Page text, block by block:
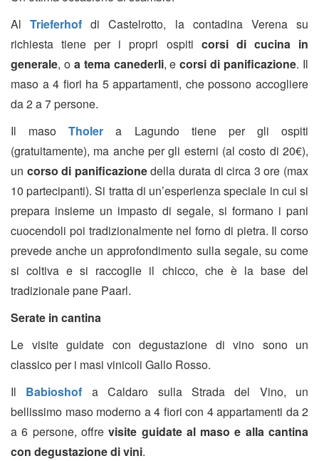
AlTrieferhof di Castelrotto, la contadina Verena su
richiesta tiene per i propri ospiti corsi di cucina in
generale, o a tema canederli, ecorsi di panificazione. Il
maso a 4 fiori ha 5 appartamenti, che possono accogliere
da 2 a 7 persone.
Il masoTholer a Lagundo tiene per gli ospiti
(gratuitamente), ma anche per gli esterni (al costo di 20€),
un corso di panificazionedella durata di circa 3 ore (max
10 partecipanti). Si tratta di un’esperienza speciale in cui si
prepara insieme un impasto di segale, si formano i pani
cuocendoli poi tradizionalmente nel forno di pietra. Il corso
prevede anche un approfondimento sulla segale, su come
si coltiva e si raccoglie il chicco, che è la base del
tradizionale pane Paarl.
Serate in cantina
Le visite guidate con degustazione di vino sono un
classico per i masi vinicoli Gallo Rosso.
Il Babioshof a Caldaro sulla Strada del Vino, un
bellissimo maso moderno a 4 fiori con 4 appartamenti da 2
a 6 persone, offrevisite guidate al maso e alla cantina
con degustazione di vini.